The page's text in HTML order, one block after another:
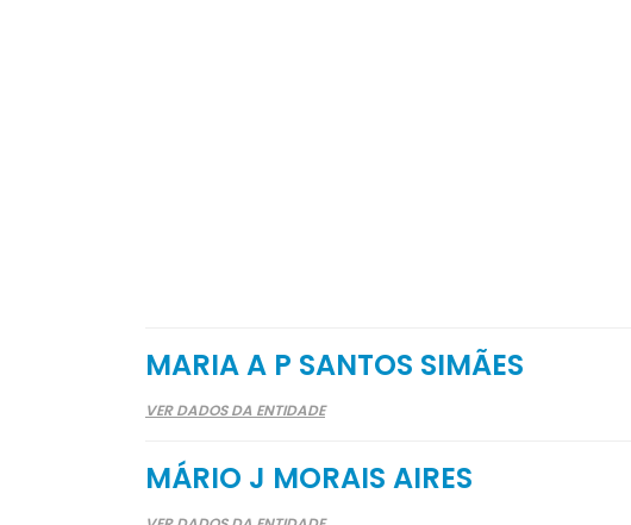
MARIA A P SANTOS SIMÃES
VER DADOS DA ENTIDADE
MÁRIO J MORAIS AIRES